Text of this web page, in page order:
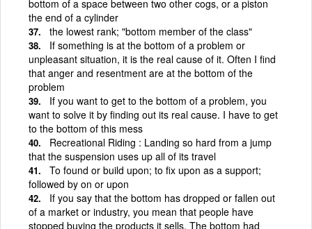
bottom of a space between two other cogs, or a piston
the end of a cylinder
the lowest rank; "bottom member of the class"
If something is at the bottom of a problem or
unpleasant situation, it is the real cause of it. Often I find
that anger and resentment are at the bottom of the
problem
If you want to get to the bottom of a problem, you
want to solve it by finding out its real cause. I have to get
to the bottom of this mess
Recreational Riding : Landing so hard from a jump
that the suspension uses up all of its travel
To found or build upon; to fix upon as a support;
followed by on or upon
If you say that the bottom has dropped or fallen out
of a market or industry, you mean that people have
stopped buying the products it sells. The bottom had